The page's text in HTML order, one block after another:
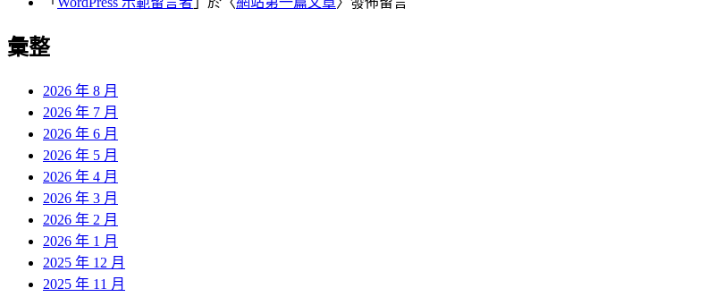
彙整
2026 年 8 月
2026 年 7 月
2026 年 6 月
2026 年 5 月
2026 年 4 月
2026 年 3 月
2026 年 2 月
2026 年 1 月
2025 年 12 月
2025 年 11 月